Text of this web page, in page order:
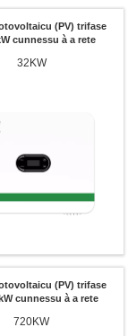
(PV) trifase
cunnessu à a rete
32KW
(PV) trifase
cunnessu à a rete
720KW